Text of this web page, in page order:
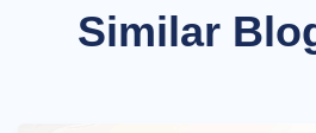
Similar